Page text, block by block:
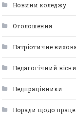
Новини коледжу
Оголошення
Патріотичне
Педагогічний
Педпрацівники
Поради щодо